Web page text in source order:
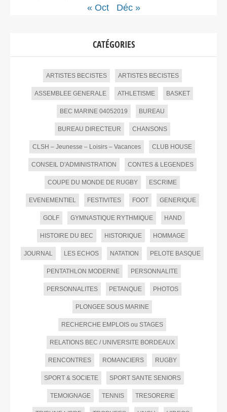
« Oct Déc »
CATÉGORIES
ARTISTES BECISTES ARTISTES BECISTES
ASSEMBLEE GENERALE ATHLETISME BASKET
BEC MARINE 04052019 BUREAU
BUREAU DIRECTEUR CHANSONS
CLSH – Jeunesse – Loisirs – Vacances CLUB HOUSE
CONSEIL D'ADMINISTRATION CONTES & LEGENDES
COUPE DU MONDE DE RUGBY ESCRIME
EVENEMENTIEL FESTIVITES FOOT GENERIQUE
GOLF GYMNASTIQUE RYTHMIQUE HAND
HISTOIRE DU BEC HISTORIQUE HOMMAGE
JOURNAL LES ECHOS NATATION PELOTE BASQUE
PENTATHLON MODERNE PERSONNALITE
PERSONNALITES PETANQUE PHOTOS
PLONGEE SOUS MARINE
RECHERCHE EMPLOIS ou STAGES
RELATIONS BEC / UNIVERSITE BORDEAUX
RENCONTRES ROMANCIERS RUGBY
SPORT & SOCIETE SPORT SANTE SENIORS
TEMOIGNAGE TENNIS TRESORERIE